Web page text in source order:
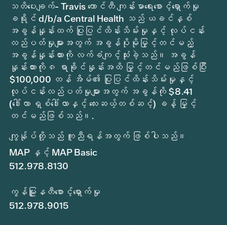
သတိပေးချက်- Travis ကောင်တီ ကျန်းမာရေးစောင့်ရှောက်မှု
ခရိုင် d/b/a Central Health သည် ယခင်နှစ်
အခွန်နှုန်းထက် ပြုပြင်ထိန်းသိမ်းမှုနှင့် လုပ်ငန်း
လည်ပတ်မှုများအတွက် အခွန်ပိုမိုမြှင့်တင်မည့်
အခွန်နှုန်းထားကို လက်ခံကျင့်သုံးခဲ့သည်။ အခွန်
နှုန်းထားကို ၈ ရာခိုင်နှုန်းအထိ မြှင့်တင်မည်ဖြစ်ပြီး
$100,000 တန် အိမ်၏ ပြုပြင်ထိန်းသိမ်းမှုနှင့်
လုပ်ငန်းလည်ပတ်မှုများအတွက် အခွန်ကို $8.41
(ဒေါ်လာ ရှစ်ဒေါ်လာနှင့် လေးဆယ့်တစ်ဆင့်) ခန့် မြှင့်
တင်မည်ဖြစ်သည်။.
ကျွန်ုပ်တို့သည် ကူညီရန်အတွက် ဖြစ်ပါသည်။
MAP နှင့် MAP Basic
512.978.8130
ကွန်မြူနတီစောင့်ရှောက်မှု
512.978.9015